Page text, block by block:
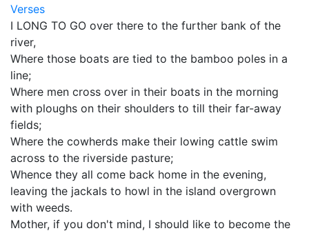
Verses
I LONG TO GO over there to the further bank of the
river,
Where those boats are tied to the bamboo poles in a
line;
Where men cross over in their boats in the morning
with ploughs on their shoulders to till their far-away
fields;
Where the cowherds make their lowing cattle swim
across to the riverside pasture;
Whence they all come back home in the evening,
leaving the jackals to howl in the island overgrown
with weeds.
Mother, if you don't mind, I should like to become the